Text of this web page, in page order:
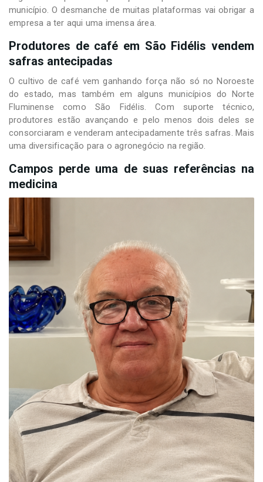
município. O desmanche de muitas plataformas vai obrigar a
empresa a ter aqui uma imensa área.
Produtores de café em São Fidélis vendem
safras antecipadas
O cultivo de café vem ganhando força não só no Noroeste
do estado, mas também em alguns municípios do Norte
Fluminense como São Fidélis. Com suporte técnico,
produtores estão avançando e pelo menos dois deles se
consorciaram e venderam antecipadamente três safras. Mais
uma diversificação para o agronegócio na região.
Campos perde uma de suas referências na
medicina